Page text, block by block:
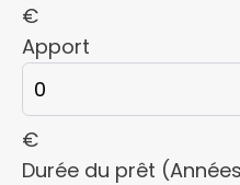
€
Apport
€
Durée du prêt